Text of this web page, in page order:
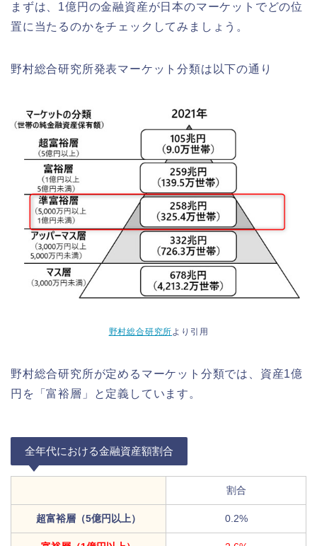
まずは、1億円の金融資産が日本のマーケットでどの位
置に当たるのかをチェックしてみましょう。
野村総合研究所発表マーケット分類は以下の通り
野村総合研究所より引用
野村総合研究所が定めるマーケット分類では、資産1億
円を「富裕層」と定義しています。
全年代における金融資産額割合
割合
超富裕層（5億円以上） 0.2%